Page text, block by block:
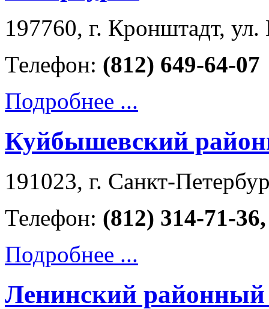
197760, г. Кронштадт,
Телефон: (812) 649-64-07
Подробнее ...
Куйбышевский
191023, г. Санкт-
Телефон: (812) 314-71-
Подробнее ...
Ленинский районный